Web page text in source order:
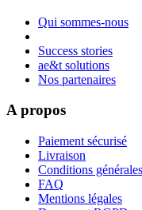
Qui sommes-nous
Success stories
ae&t solutions
Nos partenaires
A propos
Paiement sécurisé
Livraison
Conditions
FAQ
Mentions légales